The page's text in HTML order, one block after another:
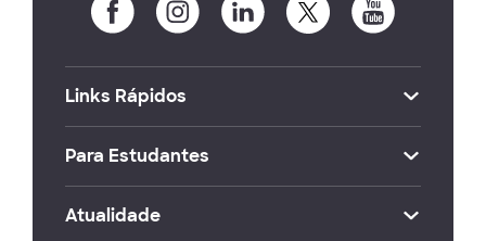
Links Rápidos
Para Estudantes
Atualidade